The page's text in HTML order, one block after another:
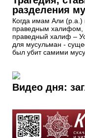
разделения
Когда имам Али (р.а.)
праведным халифом,
праведный халиф –
для мусульман -
был убит самими
Видео дня: